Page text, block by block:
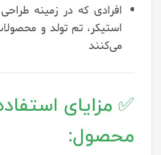
افرادی که در زمینه
استیکر، تم تولد و
می‌کنند
✅ مزایای
محصول: